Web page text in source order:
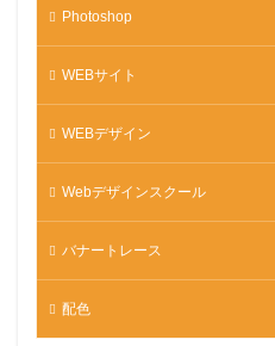
Photoshop
WEBサイト
WEBデザイン
Webデザインスクール
バナートレース
配色